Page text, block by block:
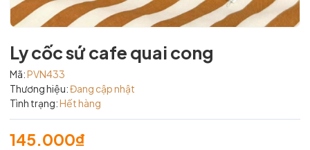
Ly cốc sứ cafe quai cong
Mã:PVN433
Thương hiệu:Đang cập nhật
Tình trạng:Hết hàng
145.000₫